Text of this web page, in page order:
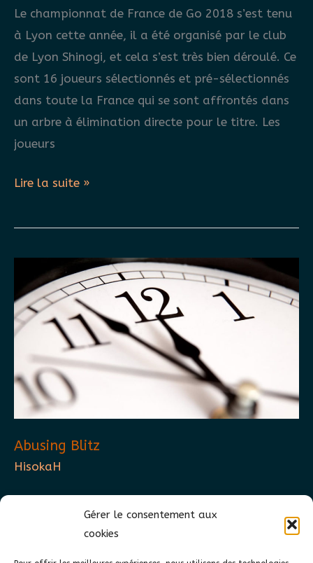
Gérer le consentement aux
cookies
Le championnat de France de Go 2018 s’est tenu
à Lyon cette année, il a été organisé par le club
de Lyon Shinogi, et cela s’est très bien déroulé. Ce
sont 16 joueurs sélectionnés et pré-sélectionnés
dans toute la France qui se sont affrontés dans
un arbre à élimination directe pour le titre. Les
joueurs
Championnat
France
2018
–
Expérience
Lire la suite »
Abusing Blitz
HisokaH
What does internet go mean to you ? I think I
know the answer. Internet Go, it’s simply a blitz.